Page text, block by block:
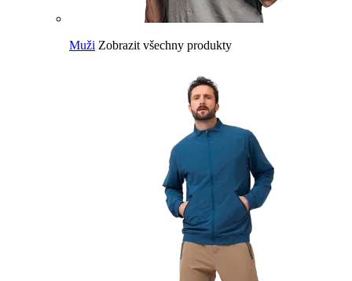
Muži Zobrazit všechny produkty